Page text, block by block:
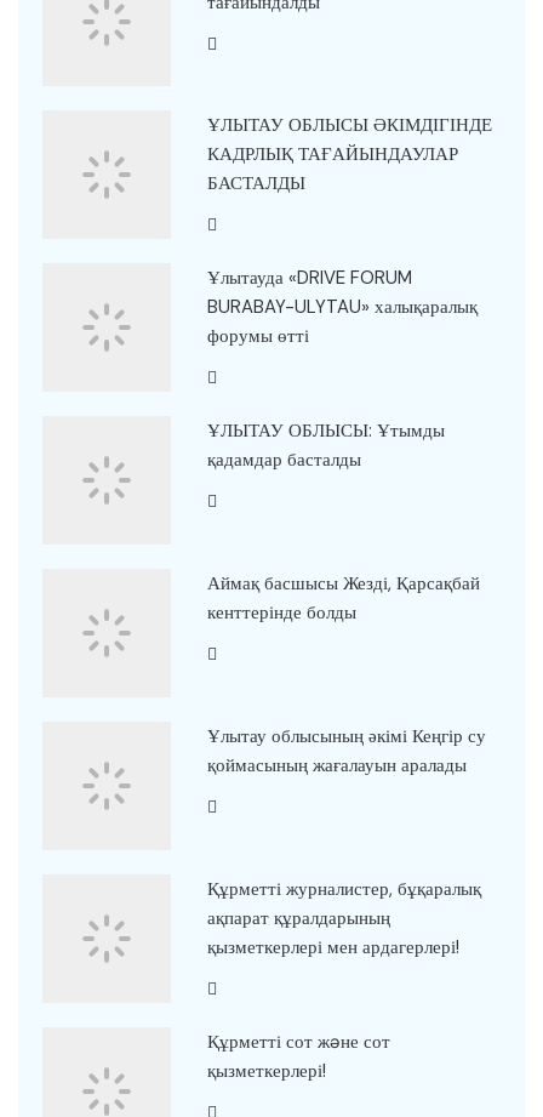
ҰЛЫТАУ ОБЛЫСЫ ӘКІМДІГІНДЕ
КАДРЛЫҚ ТАҒАЙЫНДАУЛАР
БАСТАЛДЫ
Ұлытауда «DRIVE FORUM
BURABAY-ULYTAU» халықаралық
форумы өтті
ҰЛЫТАУ ОБЛЫСЫ: Ұтымды
қадамдар басталды
Аймақ басшысы Жезді, Қарсақбай
кенттерінде болды
Ұлытау облысының әкімі Кеңгір су
қоймасының жағалауын аралады
Құрметті журналистер, бұқаралық
ақпарат құралдарының
қызметкерлері мен ардагерлері!
Құрметті сот жəне сот
қызметкерлері!